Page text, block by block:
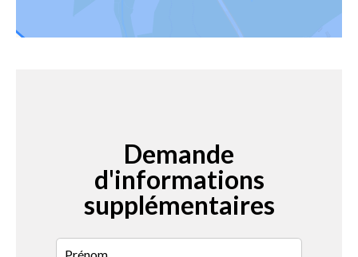
Demande
d'informations
supplémentaires